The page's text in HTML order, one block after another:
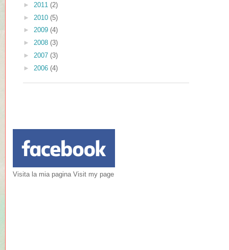
► 2011 (2)
► 2010 (5)
► 2009 (4)
► 2008 (3)
► 2007 (3)
► 2006 (4)
Visita la mia pagina Visit my page